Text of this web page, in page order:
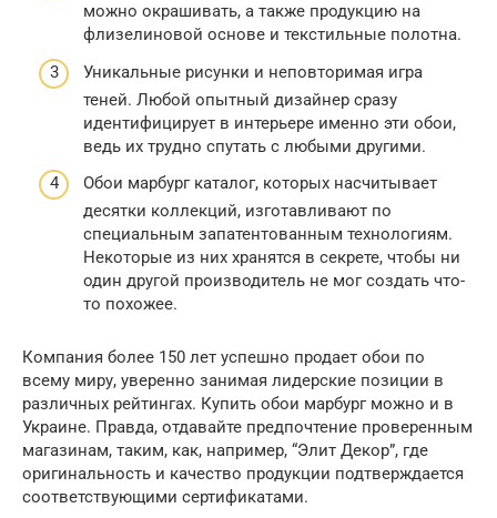
можно окрашивать, а также продукцию на
флизелиновой основе и текстильные полотна.
Уникальные рисунки и неповторимая игра
теней. Любой опытный дизайнер сразу
идентифицирует в интерьере именно эти обои,
ведь их трудно спутать с любыми другими.
Обои марбург каталог, которых насчитывает
десятки коллекций, изготавливают по
специальным запатентованным технологиям.
Некоторые из них хранятся в секрете, чтобы ни
один другой производитель не мог создать что-
то похожее.
Компания более 150 лет успешно продает обои по
всему миру, уверенно занимая лидерские позиции в
различных рейтингах. Купить обои марбург можно и в
Украине. Правда, отдавайте предпочтение проверенным
магазинам, таким, как, например, “Элит Декор”, где
оригинальность и качество продукции подтверждается
соответствующими сертификатами.